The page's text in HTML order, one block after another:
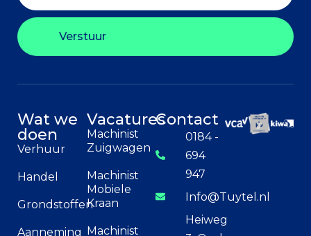
Verstuur
Wat we
doen
Verhuur
Handel
Grondstoffen
Aanneming
Vacatures
Machinist
Zuigwagen
Machinist
Mobiele
Kraan
Machinist
Contact
0184 -
694
947
Info@Tuytel.nl
Heiweg